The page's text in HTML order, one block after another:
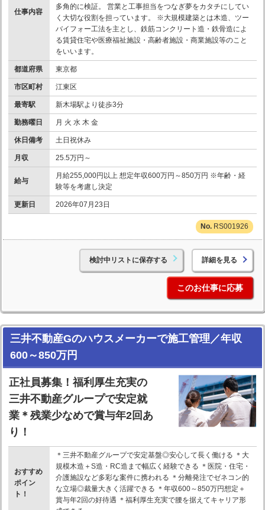
仕事内容
多角的に検証。 営業と工事担当をつなぎ夢をカタチにしてい
く大切な役割を担っています。 ※大規模建築とは木造、ツー
バイフォー工法を主とし、鉄筋コンクリート造・鉄骨造によ
る賃貸住宅や医療福祉施設・高齢者施設・商業施設等のこと
をいいます。
都道府県 東京都
市区町村 江東区
最寄駅 新木場駅より徒歩3分
勤務曜日 月 火 水 木 金
休日備考 土日祝休み
月収 25.5万円～
給与
月給255,000円以上 想定年収600万円～850万円 ※年齢・経
験等を考慮し決定
更新日 2026年07月23日
RS001926
検討中リストに保存する 詳細を見る
このお仕事に応募
三井不動産Gのハウスメーカーで施工管理／年収
600～850万円
正社員募集！福利厚生充実の
三井不動産グループで安定就
業＊残業少なめで賞与年2回あ
り！
おすすめ
ポイン
ト！
＊三井不動産グループで安定基盤◎安心して長く働ける ＊大
規模木造＋S造・RC造まで幅広く経験できる ＊医院・住宅・
介護施設など多彩な案件に携われる ＊分離発注でゼネコン的
な立場◎裁量大きく活躍できる ＊年収600～850万円想定＋
賞与年2回の好待遇 ＊福利厚生充実で腰を据えてキャリア形